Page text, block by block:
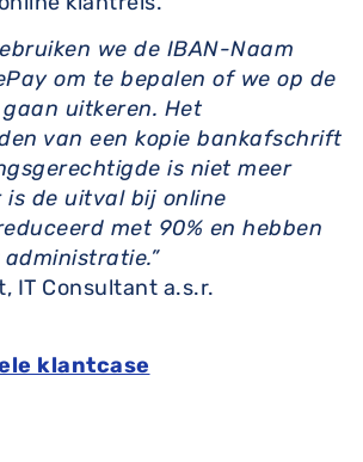
we de IBAN-Naam
om te bepalen of we op de
uitkeren. Het
van een kopie bankafschrift
is niet meer
is de uitval bij online
met 90% en hebben
IT Consultant a.s.r.
klantcase